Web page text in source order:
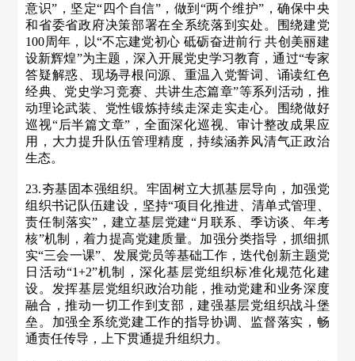
意识”，坚定“四个自信”，做到“两个维护”，确保中央
和省委省政府决策部署在全系统落到实处。围绕建党
100周年，以“不忘建党初心 砥砺奋进前行 共创美丽建
设新辉煌”为主题，深入开展党史学习教育，通过“专家
答疑解惑、现场寻根问源、重温入党誓词、诵读红色
经典、党史学习竞赛、共讲生态篇章”等系列活动，推
动理论武装、党性锻炼持续走深走实走心。围绕做好
巡视“后半篇文章”，全面深化巡视、审计整改成果应
用，大力提升队伍管理精度，持续涵养风清气正政治
生态。
23.夯基固本强组织。牢固树立大抓基层导向，加强党
组织书记队伍建设，坚持“项目化推进、清单式管理、
责任制落实”，建立基层党建“月联系、季访谈、年考
核”机制，着力提高党建质量。加强分类指导，抓细抓
实“三会一课”、发展党员等基础工作，迭代创新主题党
日活动“1+2”机制，深化基层党组织标准化规范化建
设。发挥基层党组织政治功能，推动党建和业务深度
融合，推动一切工作到支部，建强基层党组织战斗堡
垒。加强全系统党建工作的指导协调、监督落实，畅
通责任传导，上下贯通提升组织力。